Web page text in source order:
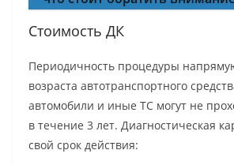
Стоимость ДК
Периодичность процедуры
возраста автотранспортного
автомобили и иные ТС могут не
в течение 3 лет. Диагностическая
свой срок действия: